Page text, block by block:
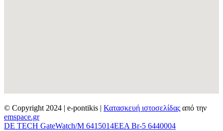
© Copyright 2024 | e-pontikis | Κατασκευή ιστοσελίδας από την
emspace.gr
DΕ ΤΕCΗ GateWatch/M 6415014EEA Br-5 6440004